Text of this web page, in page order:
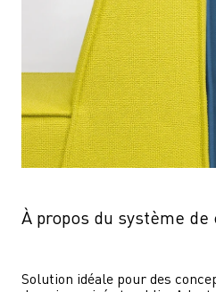
À propos du système de
Solution idéale pour des